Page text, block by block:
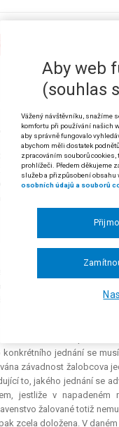
2 písm. a) zákona č. 85/
výkonu
bylo zahájeno
trestního stíhání.
popsán jinak než v
Nejvyššího
Radim V. proti České
advokátní komora
skončení
2, 4 trestního zákona.
soud v Praze
advokátní komora při
konkrétního jednání se
závadnost žalobcova
to, jakého jednání se
jestliže v
žalované totiž
zcela doložena. V
Aby web
(souhlas
Vážený návštěvníku, snažíme
komfortu při používání našich
aby správně fungovalo
abychom měli dostatek
zpracováním souborů cookies,
prohlížeči. Předem děkujeme
služeb a přizpůsobení obsahu
osobních údajů a souborů